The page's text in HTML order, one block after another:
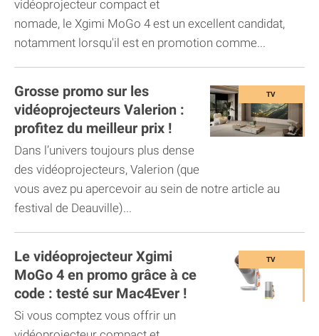
vidéoprojecteur compact et
nomade, le Xgimi MoGo 4 est un excellent candidat,
notamment lorsqu'il est en promotion comme...
Grosse promo sur les
vidéoprojecteurs Valerion :
profitez du meilleur prix !
Dans l’univers toujours plus dense
des vidéoprojecteurs, Valerion (que
vous avez pu apercevoir au sein de notre article au
festival de Deauville)...
Le vidéoprojecteur Xgimi
MoGo 4 en promo grâce à ce
code : testé sur Mac4Ever !
Si vous comptez vous offrir un